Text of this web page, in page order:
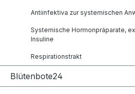
Antiinfektiva zur systemischen
Systemische Hormonpräparate,
Insuline
Respirationstrakt
Blütenbote24